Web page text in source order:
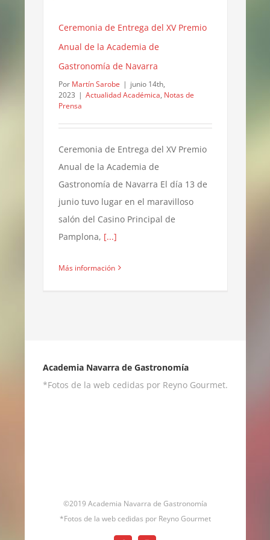
Ceremonia de Entrega del XV Premio
Anual de la Academia de
Gastronomía de Navarra
Por Martín Sarobe | junio 14th,
2023 | Actualidad Académica, Notas de
Prensa
Ceremonia de Entrega del XV Premio
Anual de la Academia de
Gastronomía de Navarra El día 13 de
junio tuvo lugar en el maravilloso
salón del Casino Principal de
Pamplona, [...]
Más información
Academia Navarra de Gastronomía
*Fotos de la web cedidas por Reyno Gourmet.
©2019 Academia Navarra de Gastronomía
*Fotos de la web cedidas por Reyno Gourmet